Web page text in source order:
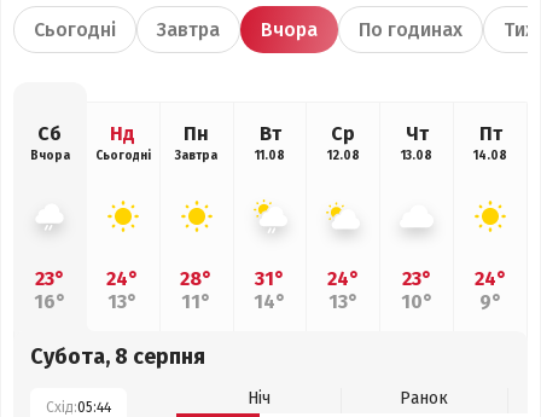
Сьогодні Завтра Вчора По годинах
Сб
Вчора
23°
16°
Нд
Сьогодні
24°
13°
Пн
Завтра
28°
11°
Вт
11.08
31°
14°
Ср
12.08
24°
13°
Чт
13.08
23°
10°
Пт
14.08
24°
9°
Субота, 8 серпня
Схід:05:44 Ніч
Ранок